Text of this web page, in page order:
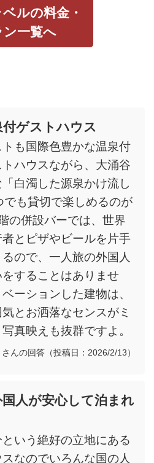
ルの料金・
ン一覧へ
ゲストハウス
も国際色豊かな温泉付
ハウスながら、大涌谷
白濁した源泉かけ流し
も貸切で楽しめるのが
の併設バーでは、世界
とピザやビールを片手
ので、一人旅の外国人
することはありませ
ーションした建物は、
とお洒落なセンスがミ
真映えも抜群ですよ。
んの回答（投稿日：2026/2/13）
人が安心して泊まれ
いう絶好の立地にある
なのでいろんな国の人